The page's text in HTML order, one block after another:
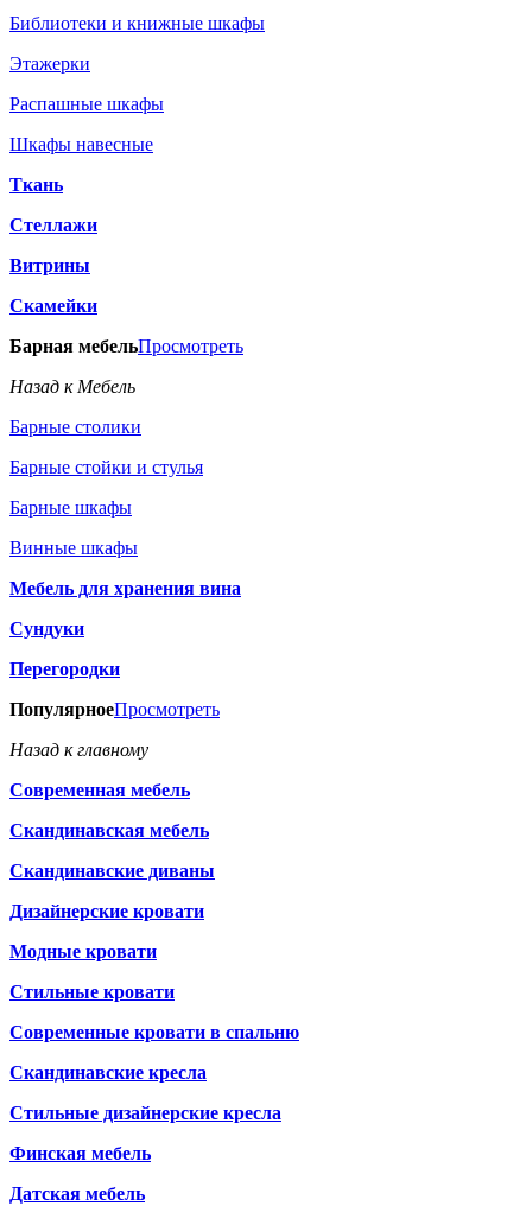
Библиотеки и книжные шкафы
Этажерки
Распашные шкафы
Шкафы навесные
Ткань
Стеллажи
Витрины
Скамейки
Барная мебельПросмотреть
Назад к Мебель
Барные столики
Барные стойки и стулья
Барные шкафы
Винные шкафы
Мебель для хранения вина
Сундуки
Перегородки
ПопулярноеПросмотреть
Назад к главному
Современная мебель
Скандинавская мебель
Скандинавские диваны
Дизайнерские кровати
Модные кровати
Стильные кровати
Современные кровати в спальню
Скандинавские кресла
Стильные дизайнерские кресла
Финская мебель
Датская мебель